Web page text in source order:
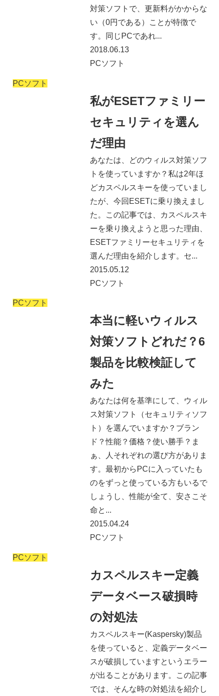
対策ソフトで、更新料がかからな
い（0円である）ことが特徴で
す。同じPCであれ...
2018.06.13
PCソフト
PCソフト
私がESETファミリー
セキュリティを選ん
だ理由
あなたは、どのウィルス対策ソフ
トを使っていますか？私は2年ほ
どカスペルスキーを使っていまし
たが、今回ESETに乗り換えまし
た。この記事では、カスペルスキ
ーを乗り換えようと思った理由、
ESETファミリーセキュリティを
選んだ理由を紹介します。セ...
2015.05.12
PCソフト
PCソフト
本当に軽いウィルス
対策ソフトどれだ？6
製品を比較検証して
みた
あなたは何を基準にして、ウィル
ス対策ソフト（セキュリティソフ
ト）を選んでいますか？ブラン
ド？性能？価格？使い勝手？ま
ぁ、人それぞれの選び方がありま
す。最初からPCに入っていたも
のをずっと使っている方もいるで
しょうし、性能が全て、安さこそ
命と...
2015.04.24
PCソフト
PCソフト
カスペルスキー定義
データベース破損時
の対処法
カスペルスキー(Kaspersky)製品
を使っていると、定義データベー
スが破損していますというエラー
が出ることがあります。この記事
では、そんな時の対処法を紹介し